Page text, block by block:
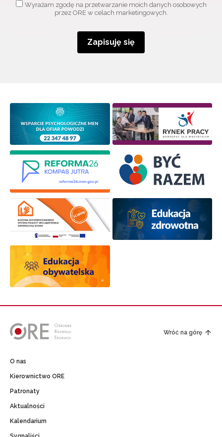
Wyrażam zgodę na przetwarzanie moich danych osobowych
przez ORE w celach marketingowych.
Zapisuję się
Wróć na górę
O nas
Kierownictwo ORE
Patronaty
Aktualności
Kalendarium